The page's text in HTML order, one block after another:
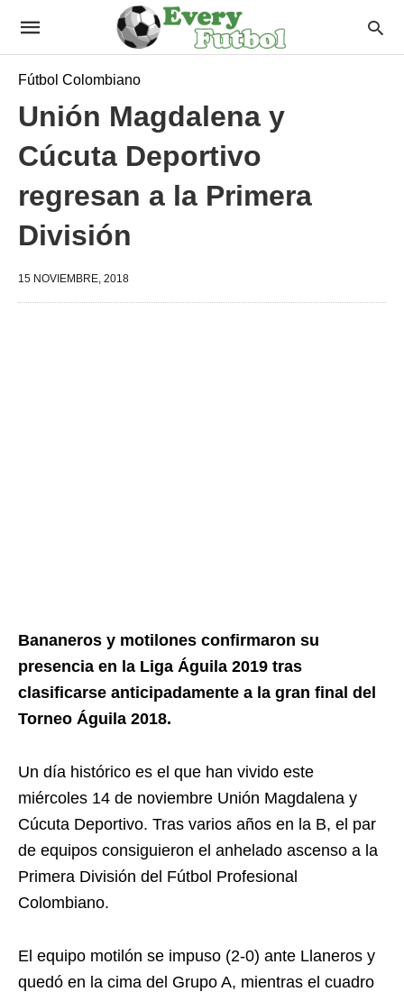
Fútbol Colombiano
Unión Magdalena y
Cúcuta Deportivo
regresan a la Primera
División
15 NOVIEMBRE, 2018
Bananeros y motilones confirmaron su
presencia en la Liga Águila 2019 tras
clasificarse anticipadamente a la gran final del
Torneo Águila 2018.
Un día histórico es el que han vivido este
miércoles 14 de noviembre Unión Magdalena y
Cúcuta Deportivo. Tras varios años en la B, el par
de equipos consiguieron el anhelado ascenso a la
Primera División del Fútbol Profesional
Colombiano.
El equipo motilón se impuso (2-0) ante Llaneros y
quedó en la cima del Grupo A, mientras el cuadro